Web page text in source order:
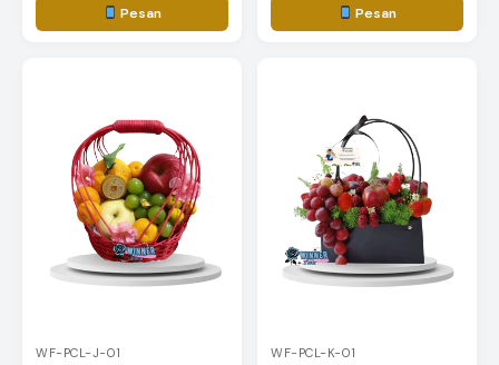
Pesan Pesan
WF-PCL-J-01 WF-PCL-K-01